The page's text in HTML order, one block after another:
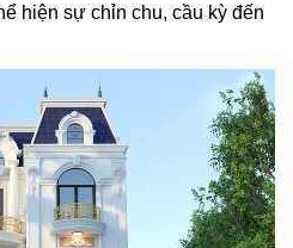
hiện sự chỉn chu, cầu kỳ đến